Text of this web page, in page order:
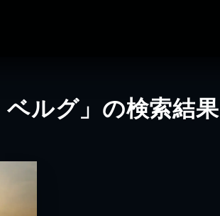
ベルグ」の検索結果